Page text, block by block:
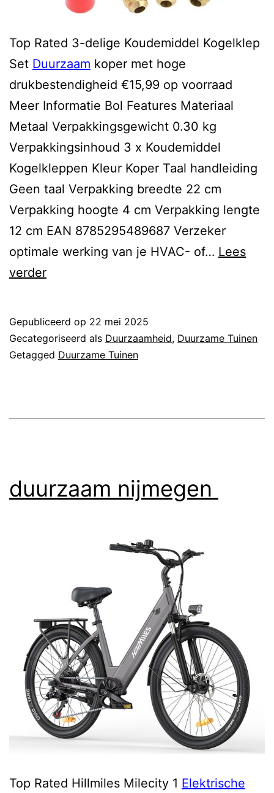
Top Rated 3-delige Koudemiddel Kogelklep
Set Duurzaam koper met hoge
drukbestendigheid €15,99 op voorraad
Meer Informatie Bol Features Materiaal
Metaal Verpakkingsgewicht 0.30 kg
Verpakkingsinhoud 3 x Koudemiddel
Kogelkleppen Kleur Koper Taal handleiding
Geen taal Verpakking breedte 22 cm
Verpakking hoogte 4 cm Verpakking lengte
12 cm EAN 8785295489687 Verzeker
optimale werking van je HVAC- of… Lees
verderduurzaam
Gepubliceerd op 22 mei 2025
Gecategoriseerd als Duurzaamheid, Duurzame Tuinen
Getagged Duurzame Tuinen
duurzaam nijmegen
Top Rated Hillmiles Milecity 1 Elektrische